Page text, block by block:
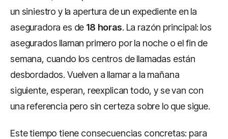
un siniestro y la apertura de un expediente en la
aseguradora es de 18 horas. La razón principal: los
asegurados llaman primero por la noche o el fin de
semana, cuando los centros de llamadas están
desbordados. Vuelven a llamar a la mañana
siguiente, esperan, reexplican todo, y se van con
una referencia pero sin certeza sobre lo que sigue.
Este tiempo tiene consecuencias concretas: para